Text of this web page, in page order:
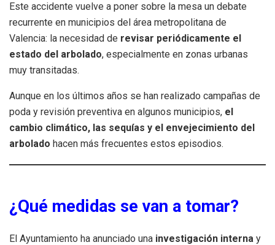
Este accidente vuelve a poner sobre la mesa un debate
recurrente en municipios del área metropolitana de
Valencia: la necesidad de revisar periódicamente el
estado del arbolado, especialmente en zonas urbanas
muy transitadas.
Aunque en los últimos años se han realizado campañas de
poda y revisión preventiva en algunos municipios, el
cambio climático, las sequías y el envejecimiento del
arbolado hacen más frecuentes estos episodios.
¿Qué medidas se van a tomar?
El Ayuntamiento ha anunciado una investigación interna y